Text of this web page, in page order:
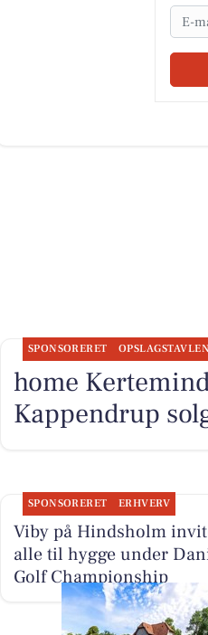
Email
SPONSORERET OPSLAGSTAVLEN
home
Kappendrup
SPONSORERET ERHVERV
Viby på Hindsholm
alle til hygge under
Golf Championship